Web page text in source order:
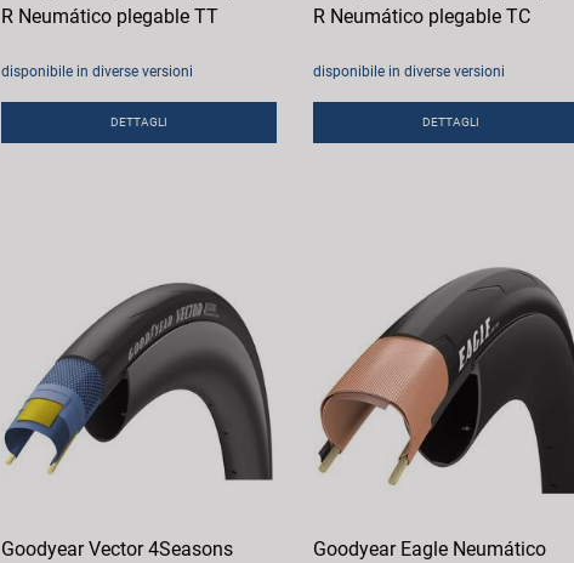
R Neumático plegable TT
disponibile in diverse versioni
DETTAGLI
R Neumático plegable TC
disponibile in diverse versioni
DETTAGLI
Goodyear Vector 4Seasons
Goodyear Eagle Neumático